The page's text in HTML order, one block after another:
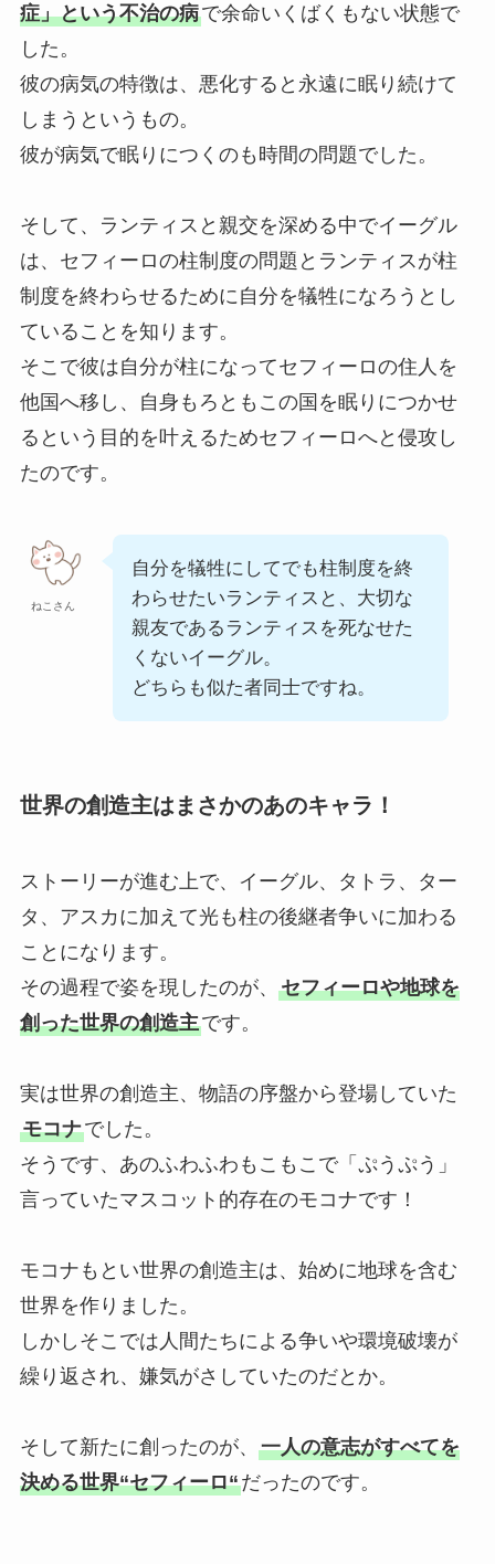
症」という不治の病で余命いくばくもない状態で
した。
彼の病気の特徴は、悪化すると永遠に眠り続けて
しまうというもの。
彼が病気で眠りにつくのも時間の問題でした。
そして、ランティスと親交を深める中でイーグル
は、セフィーロの柱制度の問題とランティスが柱
制度を終わらせるために自分を犠牲になろうとし
ていることを知ります。
そこで彼は自分が柱になってセフィーロの住人を
他国へ移し、自身もろともこの国を眠りにつかせ
るという目的を叶えるためセフィーロへと侵攻し
たのです。
ねこさん
自分を犠牲にしてでも柱制度を終
わらせたいランティスと、大切な
親友であるランティスを死なせた
くないイーグル。
どちらも似た者同士ですね。
世界の創造主はまさかのあのキャラ！
ストーリーが進む上で、イーグル、タトラ、ター
タ、アスカに加えて光も柱の後継者争いに加わる
ことになります。
その過程で姿を現したのが、 セフィーロや地球を
創った世界の創造主です。
実は世界の創造主、物語の序盤から登場していた
モコナでした。
そうです、あのふわふわもこもこで「ぷうぷう」
言っていたマスコット的存在のモコナです！
モコナもとい世界の創造主は、始めに地球を含む
世界を作りました。
しかしそこでは人間たちによる争いや環境破壊が
繰り返され、嫌気がさしていたのだとか。
そして新たに創ったのが、 一人の意志がすべてを
決める世界“セフィーロ“だったのです。